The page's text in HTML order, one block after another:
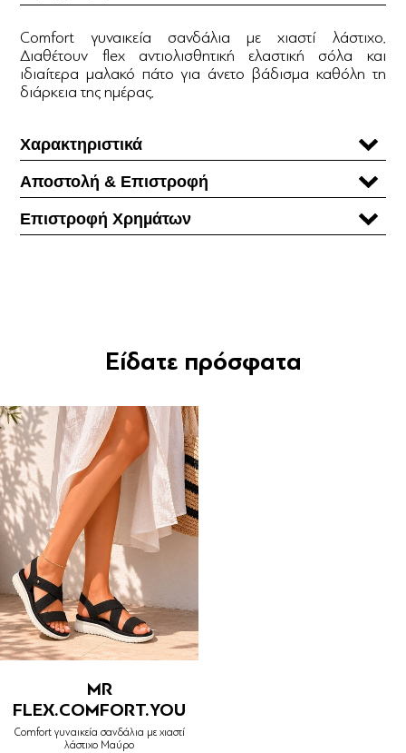
Comfort γυναικεία σανδάλια με χιαστί λάστιχο.
Διαθέτουν flex αντιολισθητική ελαστική σόλα και
ιδιαίτερα μαλακό πάτο για άνετο βάδισμα καθόλη τη
διάρκεια της ημέρας.
Χαρακτηριστικά
Αποστολή & Επιστροφή
Επιστροφή Χρηµάτων
Είδατε πρόσφατα
MR
FLEX.COMFORT.YOU
Comfort γυναικεία σανδάλια με χιαστί
λάστιχο Μαύρο